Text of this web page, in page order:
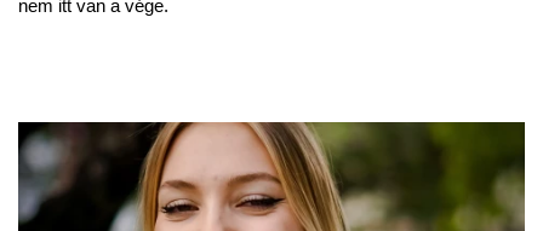
nem itt van a vége.